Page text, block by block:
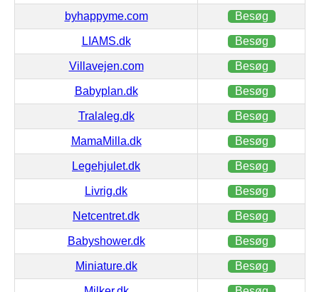
byhappyme.com Besøg
LIAMS.dk Besøg
Villavejen.com Besøg
Babyplan.dk Besøg
Tralaleg.dk Besøg
MamaMilla.dk Besøg
Legehjulet.dk Besøg
Livrig.dk Besøg
Netcentret.dk Besøg
Babyshower.dk Besøg
Miniature.dk Besøg